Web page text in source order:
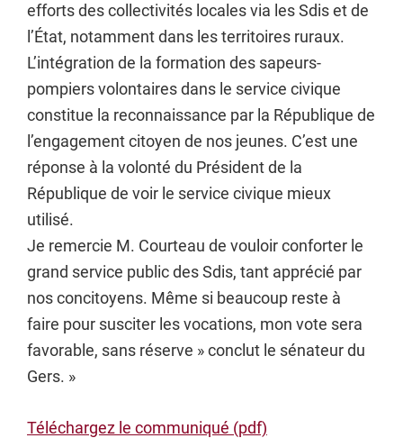
efforts des collectivités locales via les Sdis et de
l’État, notamment dans les territoires ruraux.
L’intégration de la formation des sapeurs-
pompiers volontaires dans le service civique
constitue la reconnaissance par la République de
l’engagement citoyen de nos jeunes. C’est une
réponse à la volonté du Président de la
République de voir le service civique mieux
utilisé.
Je remercie M. Courteau de vouloir conforter le
grand service public des Sdis, tant apprécié par
nos concitoyens. Même si beaucoup reste à
faire pour susciter les vocations, mon vote sera
favorable, sans réserve » conclut le sénateur du
Gers. »
Téléchargez le communiqué (pdf)